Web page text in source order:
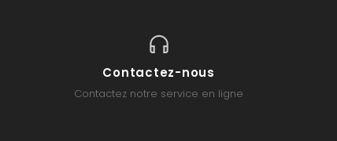
Contactez-nous
Contactez notre service en ligne